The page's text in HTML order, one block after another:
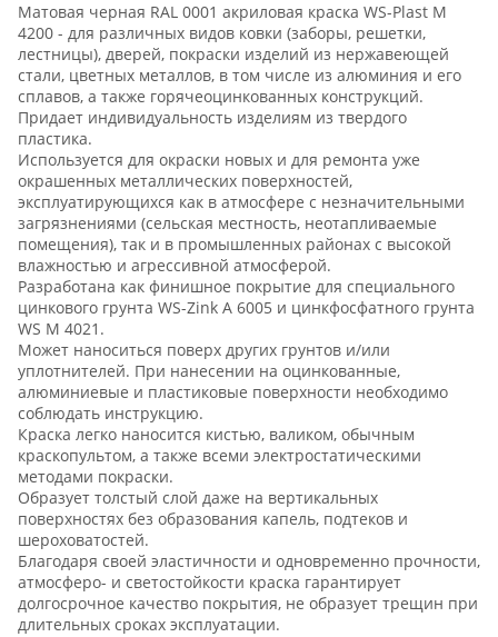
Матовая черная RAL 0001 акриловая краска WS-Plast M
4200 - для различных видов ковки (заборы, решетки,
лестницы), дверей, покраски изделий из нержавеющей
стали, цветных металлов, в том числе из алюминия и его
сплавов, а также горячеоцинкованных конструкций.
Придает индивидуальность изделиям из твердого
пластика.
Используется для окраски новых и для ремонта уже
окрашенных металлических поверхностей,
эксплуатирующихся как в атмосфере с незначительными
загрязнениями (сельская местность, неотапливаемые
помещения), так и в промышленных районах с высокой
влажностью и агрессивной атмосферой.
Разработана как финишное покрытие для специального
цинкового грунта WS-Zink A 6005 и цинкфосфатного грунта
WS M 4021.
Может наноситься поверх других грунтов и/или
уплотнителей. При нанесении на оцинкованные,
алюминиевые и пластиковые поверхности необходимо
соблюдать инструкцию.
Краска легко наносится кистью, валиком, обычным
краскопультом, а также всеми электростатическими
методами покраски.
Образует толстый слой даже на вертикальных
поверхностях без образования капель, подтеков и
шероховатостей.
Благодаря своей эластичности и одновременно прочности,
атмосферо- и светостойкости краска гарантирует
долгосрочное качество покрытия, не образует трещин при
длительных сроках эксплуатации.